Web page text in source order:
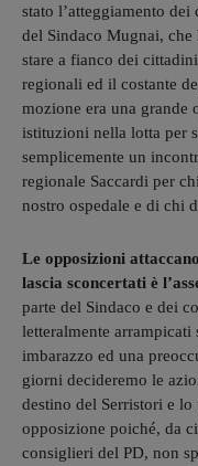
stato l’atteggiamento
del Sindaco Mugnai, che
stare a fianco dei
regionali ed il costante
mozione era una grande
istituzioni nella lotta per
semplicemente un
regionale Saccardi per
nostro ospedale e di chi
Le opposizioni
lascia sconcertati è
parte del Sindaco e dei
letteralmente
imbarazzo ed una
giorni decideremo le
destino del Serristori e
opposizione poiché, da
consiglieri del PD, non